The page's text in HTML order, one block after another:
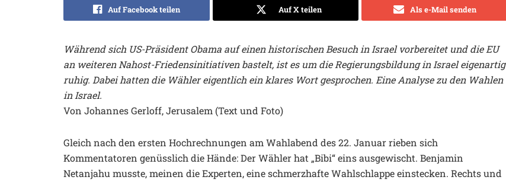
Auf Facebook teilen Auf X teilen Als e-Mail senden
Während sich US-Präsident Obama auf einen historischen Besuch in Israel vorbereitet und die EU
an weiteren Nahost-Friedensinitiativen bastelt, ist es um die Regierungsbildung in Israel eigenartig
ruhig. Dabei hatten die Wähler eigentlich ein klares Wort gesprochen. Eine Analyse zu den Wahlen
in Israel.
Von Johannes Gerloff, Jerusalem (Text und Foto)
Gleich nach den ersten Hochrechnungen am Wahlabend des 22. Januar rieben sich
Kommentatoren genüsslich die Hände: Der Wähler hat „Bibi“ eins ausgewischt. Benjamin
Netanjahu musste, meinen die Experten, eine schmerzhafte Wahlschlappe einstecken. Rechts und